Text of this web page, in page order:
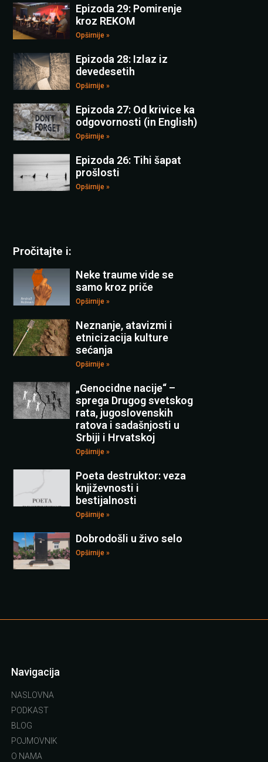
Epizoda 29: Pomirenje
kroz REKOM
Opširnije »
Epizoda 28: Izlaz iz
devedesetih
Opširnije »
Epizoda 27: Od krivice ka
odgovornosti (in English)
Opširnije »
Epizoda 26: Tihi šapat
prošlosti
Opširnije »
Pročitajte i:
Neke traume vide se
samo kroz priče
Opširnije »
Neznanje, atavizmi i
etnicizacija kulture
sećanja
Opširnije »
„Genocidne nacije“ –
sprega Drugog svetskog
rata, jugoslovenskih
ratova i sadašnjosti u
Srbiji i Hrvatskoj
Opširnije »
Poeta destruktor: veza
književnosti i
bestijalnosti
Opširnije »
Dobrodošli u živo selo
Opširnije »
Navigacija
NASLOVNA
PODKAST
BLOG
POJMOVNIK
O NAMA